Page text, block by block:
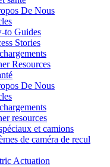
De Nous
to Guides
Stories
Resources
De Nous
resources
et camions
de caméra de recul
Actuation